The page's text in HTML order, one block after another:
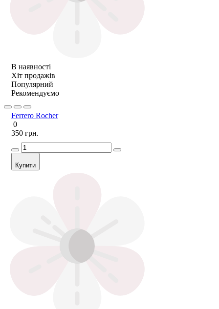
В наявності
Хіт продажів
Популярний
Рекомендуємо
Ferrero Rocher
0
350 грн.
Купити